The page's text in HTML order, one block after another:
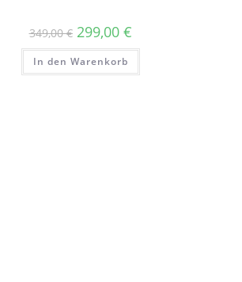
349,00€ 299,00 €
In den Warenkorb